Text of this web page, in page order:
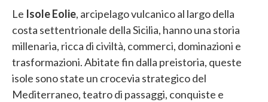
Le Isole Eolie, arcipelago vulcanico al largo della
costa settentrionale della Sicilia, hanno una storia
millenaria, ricca di civiltà, commerci, dominazioni e
trasformazioni. Abitate fin dalla preistoria, queste
isole sono state un crocevia strategico del
Mediterraneo, teatro di passaggi, conquiste e